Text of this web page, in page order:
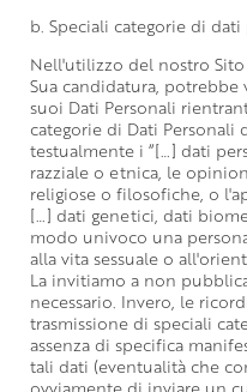
b. Speciali categorie di dati
Nell'utilizzo del nostro
Sua candidatura,
suoi Dati Personali
categorie di Dati Personali
testualmente i “[…] dati
razziale o etnica, le
religiose o filosofiche, o
[…] dati genetici, dati
modo univoco una
alla vita sessuale o
La invitiamo a non
necessario. Invero, le
trasmissione di speciali
assenza di specifica
tali dati (eventualità che